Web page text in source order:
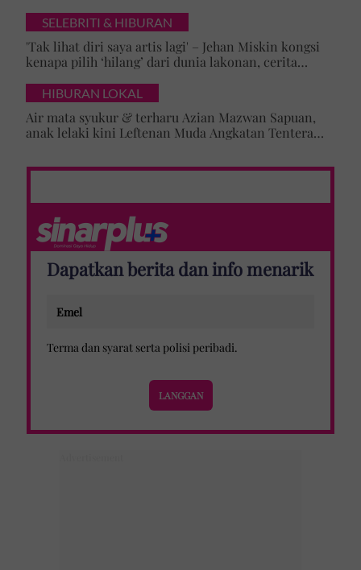
SELEBRITI & HIBURAN
'Tak lihat diri saya artis lagi' – Jehan Miskin kongsi
kenapa pilih ‘hilang’ dari dunia lakonan, cerita
HIBURAN LOKAL
Air mata syukur & terharu Azian Mazwan Sapuan,
anak lelaki kini Leftenan Muda Angkatan Tentera
Dapatkan berita dan info menarik
Terma dan syarat serta polisi peribadi.